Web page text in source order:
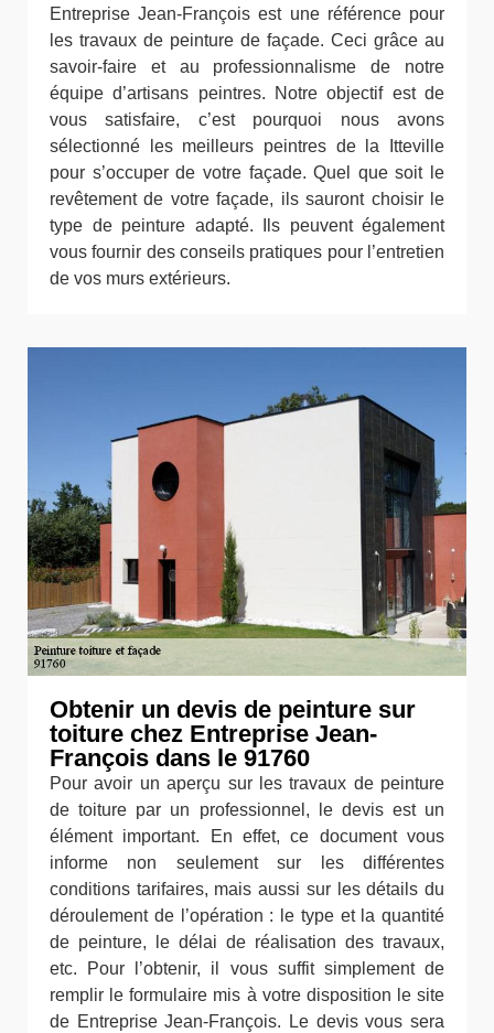
Entreprise Jean-François est une référence pour
les travaux de peinture de façade. Ceci grâce au
savoir-faire et au professionnalisme de notre
équipe d’artisans peintres. Notre objectif est de
vous satisfaire, c’est pourquoi nous avons
sélectionné les meilleurs peintres de la Itteville
pour s’occuper de votre façade. Quel que soit le
revêtement de votre façade, ils sauront choisir le
type de peinture adapté. Ils peuvent également
vous fournir des conseils pratiques pour l’entretien
de vos murs extérieurs.
Obtenir un devis de peinture sur
toiture chez Entreprise Jean-
François dans le 91760
Pour avoir un aperçu sur les travaux de peinture
de toiture par un professionnel, le devis est un
élément important. En effet, ce document vous
informe non seulement sur les différentes
conditions tarifaires, mais aussi sur les détails du
déroulement de l’opération : le type et la quantité
de peinture, le délai de réalisation des travaux,
etc. Pour l’obtenir, il vous suffit simplement de
remplir le formulaire mis à votre disposition le site
de Entreprise Jean-François. Le devis vous sera